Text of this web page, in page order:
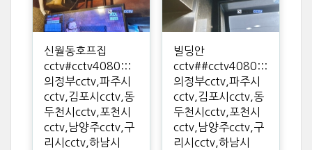
신월동호프집
cctv#cctv4080:::
의정부cctv,파주시
cctv,김포시cctv,동
두천시cctv,포천시
cctv,남양주cctv,구
리시cctv,하남시
빌딩안
cctv##cctv4080:::
의정부cctv,파주시
cctv,김포시cctv,동
두천시cctv,포천시
cctv,남양주cctv,구
리시cctv,하남시